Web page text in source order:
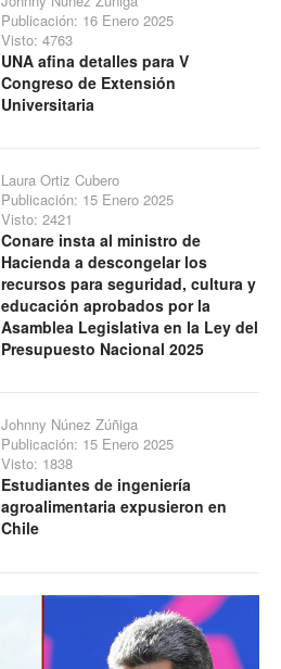
Publicación: 16 Enero 2025
Visto: 4763
UNA afina detalles para V
Congreso de Extensión
Universitaria
Laura Ortiz Cubero
Publicación: 15 Enero 2025
Visto: 2421
Conare insta al ministro de
Hacienda a descongelar los
recursos para seguridad, cultura y
educación aprobados por la
Asamblea Legislativa en la Ley del
Presupuesto Nacional 2025
Johnny Núnez Zúñiga
Publicación: 15 Enero 2025
Visto: 1838
Estudiantes de ingeniería
agroalimentaria expusieron en
Chile